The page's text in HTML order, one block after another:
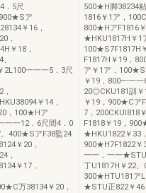
．5尺
ア
￥16，
，
￥18，
一一一5．3尺
￥14，
，100★Hア
一一12．6尺間4．0
400★SアF38監24
￥20，
，
￥17，
万38134￥20，
500★H脚38234
1816￥1ア，
800★HアF1816
★HKU1817H￥1
100★S7F1817H
F1817H￥19，
ア￥1ア，
￥19，800一一
20◎CKU181訓
￥19，900★C
7，200CKUI818
F1818￥19，
★HKU1822￥33
900★H7F1822￥
一一．一一
丁U1817H￥22
300★HTU181アL
★STU正822￥46